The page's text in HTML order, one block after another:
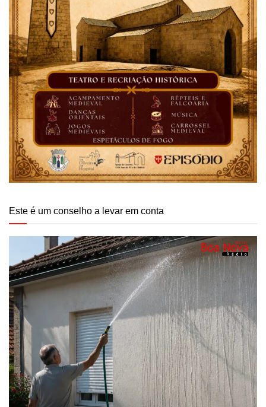
Este é um conselho a levar em conta